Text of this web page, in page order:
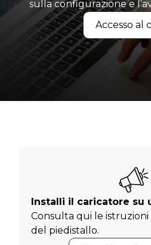
sulla configurazione e
Accesso al
Installi il caricatore su
Consulta qui le istruzioni
del piedistallo.